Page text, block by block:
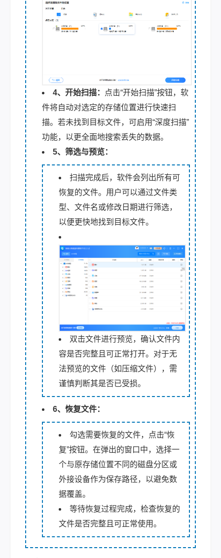
4、开始扫描：
点击“开始扫描”按钮，软
件将自动对选定的存储位置进行快速扫
描。若未找到目标文件，可启用“深度扫描”
功能，以更全面地搜索丢失的数据。
5、筛选与预览：
扫描完成后，软件会列出所有可
恢复的文件。用户可以通过文件类
型、文件名或修改日期进行筛选，
以便更快地找到目标文件。
双击文件进行预览，确认文件内
容是否完整且可正常打开。对于无
法预览的文件（如压缩文件），需
谨慎判断其是否已受损。
6、恢复文件：
勾选需要恢复的文件，点击“恢
复”按钮。在弹出的窗口中，选择一
个与原存储位置不同的磁盘分区或
外接设备作为保存路径，以避免数
据覆盖。
等待恢复过程完成，检查恢复的
文件是否完整且可正常使用。